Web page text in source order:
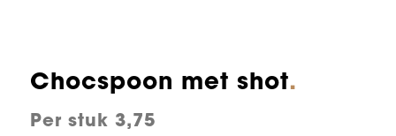
Chocspoon met shot
3,75